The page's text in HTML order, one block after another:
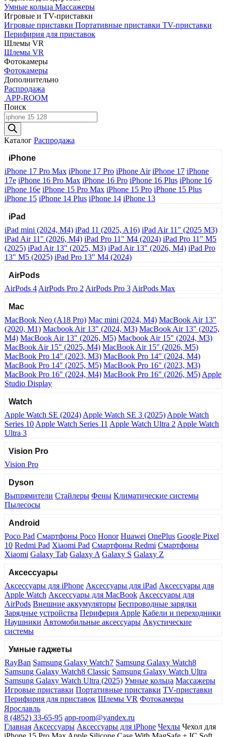
Умные кольца Массажеры
Игровые и TV-приставки
Игровые приставки Портативные приставки TV-приставки
Перифирия для приставок
Шлемы VR
Шлемы VR
Фотокамеры
Фотокамеры
Дополнительно
Распродажа
APP-ROOM
Поиск
Поиск
товаров
Каталог Распродажа
iPhone
iPhone 17 Pro Max iPhone 17 Pro iPhone Air iPhone 17 iPhone
17e iPhone 16 Pro Max iPhone 16 Pro iPhone 16 Plus iPhone 16
iPhone 16e iPhone 15 Pro Max iPhone 15 Pro iPhone 15 Plus
iPhone 15 iPhone 14 Plus iPhone 14 iPhone 13
iPad
iPad mini (2024, M4) iPad 11 (2025, A16) iPad Air 11" (2025 M3)
iPad Air 11" (2026, M4) iPad Pro 11" M4 (2024) iPad Pro 11" M5
(2025) iPad Air 13" (2025, M3) iPad Air 13" (2026, M4) iPad Pro
13" M5 (2025) iPad Pro 13" M4 (2024)
AirPods
AirPods 4 AirPods Pro 2 AirPods Pro 3 AirPods Max
Mac
MacBook Neo (A18 Pro) Mac mini (2024, M4) MacBook Air 13"
(2020, M1) Macbook Air 13" (2024, M3) MacBook Air 13" (2025,
M4) MacBook Air 13″ (2026, M5) Macbook Air 15" (2024, M3)
MacBook Air 15" (2025, M4) MacBook Air 15″ (2026, M5)
MacBook Pro 14" (2023, M3) MacBook Pro 14″ (2024, M4)
MacBook Pro 14″ (2025, M5) MacBook Pro 16" (2023, M3)
MacBook Pro 16″ (2024, M4) MacBook Pro 16" (2026, M5) Apple
Studio Display
Watch
Apple Watch SE (2024) Apple Watch SE 3 (2025) Apple Watch
Series 10 Apple Watch Series 11 Apple Watch Ultra 2 Apple Watch
Ultra 3
Vision Pro
Vision Pro
Dyson
Выпрямители Стайлеры Фены Климатические системы
Пылесосы
Android
Poco Pad Смартфоны Poco Honor Huawei OnePlus Google Pixel
10 Redmi Pad Xiaomi Pad Смартфоны Redmi Смартфоны
Xiaomi Galaxy Tab Galaxy A Galaxy S Galaxy Z
Аксессуары
Аксессуары для iPhone Аксессуары для iPad Аксессуары для
Apple Watch Аксессуары для MacBook Аксессуары для
AirPods Внешние аккумуляторы Беспроводные зарядки
Зарядные устройства Периферия Apple Кабели и переходники
Наушники Автомобильные аксессуары Акустические
системы
Умные гаджеты
RayBan Samsung Galaxy Watch7 Samsung Galaxy Watch8
Samsung Galaxy Watch8 Classic Samsung Galaxy Watch Ultra
Samsung Galaxy Watch Ultra (2025) Умные кольца Массажеры
Игровые приставки Портативные приставки TV-приставки
Перифирия для приставок Шлемы VR Фотокамеры
Ярославль
8 (4852) 33-65-95 app-room@yandex.ru
Главная Аксессуары Аксессуары для iPhone Чехлы Чехол для